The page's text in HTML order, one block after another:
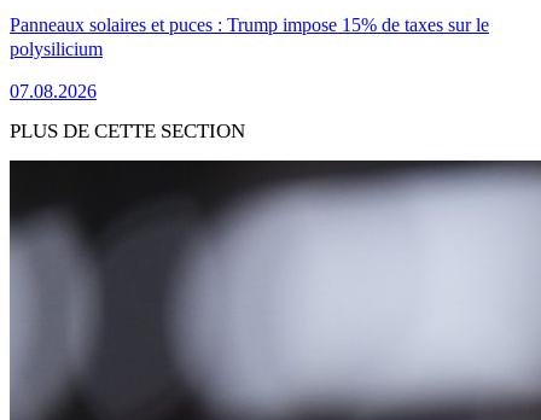
Panneaux solaires et puces : Trump impose 15% de taxes sur le
polysilicium
07.08.2026
PLUS DE CETTE SECTION